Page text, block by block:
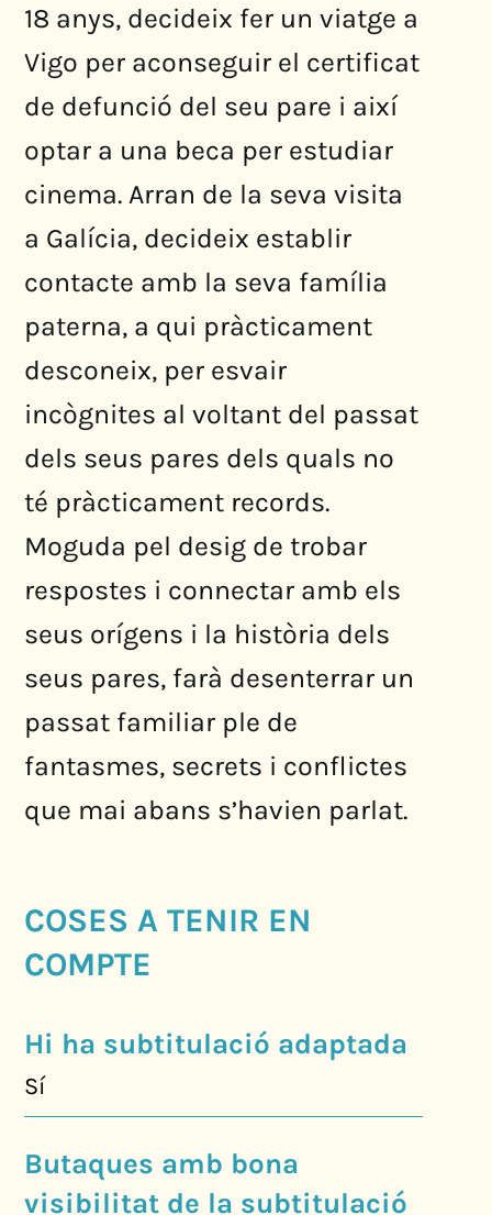
18 anys, decideix fer un viatge a
Vigo per aconseguir el certificat
de defunció del seu pare i així
optar a una beca per estudiar
cinema. Arran de la seva visita
a Galícia, decideix establir
contacte amb la seva família
paterna, a qui pràcticament
desconeix, per esvair
incògnites al voltant del passat
dels seus pares dels quals no
té pràcticament records.
Moguda pel desig de trobar
respostes i connectar amb els
seus orígens i la història dels
seus pares, farà desenterrar un
passat familiar ple de
fantasmes, secrets i conflictes
que mai abans s’havien parlat.
COSES A TENIR EN
COMPTE
Hi ha subtitulació adaptada
Sí
Butaques amb bona
visibilitat de la subtitulació